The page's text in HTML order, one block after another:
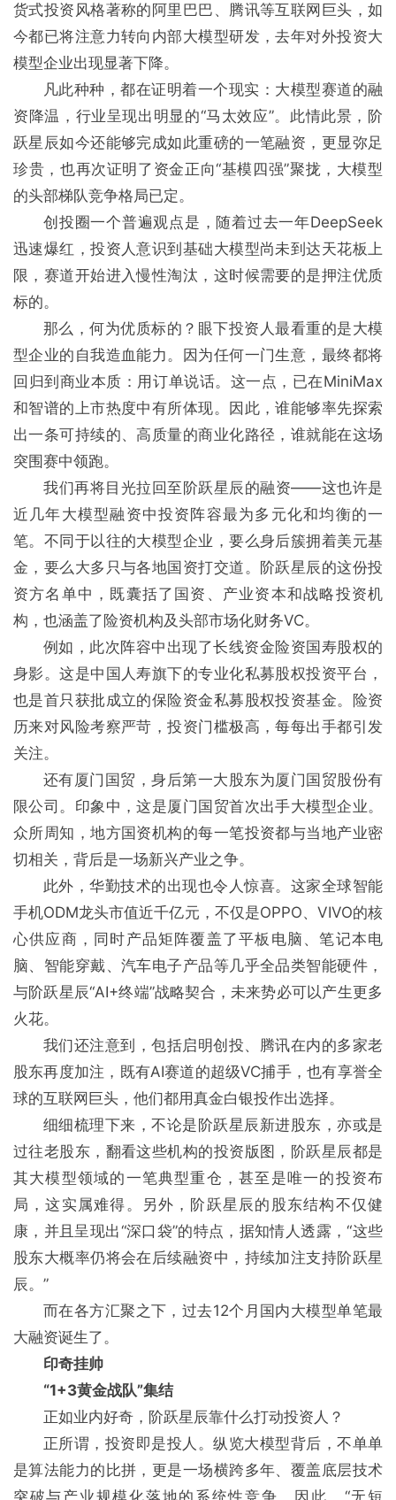
货式投资风格著称的阿里巴巴、腾讯等互联网巨头，如
今都已将注意力转向内部大模型研发，去年对外投资大
模型企业出现显著下降。
凡此种种，都在证明着一个现实：大模型赛道的融
资降温，行业呈现出明显的“马太效应”。此情此景，阶
跃星辰如今还能够完成如此重磅的一笔融资，更显弥足
珍贵，也再次证明了资金正向“基模四强”聚拢，大模型
的头部梯队竞争格局已定。
创投圈一个普遍观点是，随着过去一年DeepSeek
迅速爆红，投资人意识到基础大模型尚未到达天花板上
限，赛道开始进入慢性淘汰，这时候需要的是押注优质
标的。
那么，何为优质标的？眼下投资人最看重的是大模
型企业的自我造血能力。因为任何一门生意，最终都将
回归到商业本质：用订单说话。这一点，已在MiniMax
和智谱的上市热度中有所体现。因此，谁能够率先探索
出一条可持续的、高质量的商业化路径，谁就能在这场
突围赛中领跑。
我们再将目光拉回至阶跃星辰的融资——这也许是
近几年大模型融资中投资阵容最为多元化和均衡的一
笔。不同于以往的大模型企业，要么身后簇拥着美元基
金，要么大多只与各地国资打交道。阶跃星辰的这份投
资方名单中，既囊括了国资、产业资本和战略投资机
构，也涵盖了险资机构及头部市场化财务VC。
例如，此次阵容中出现了长线资金险资国寿股权的
身影。这是中国人寿旗下的专业化私募股权投资平台，
也是首只获批成立的保险资金私募股权投资基金。险资
历来对风险考察严苛，投资门槛极高，每每出手都引发
关注。
还有厦门国贸，身后第一大股东为厦门国贸股份有
限公司。印象中，这是厦门国贸首次出手大模型企业。
众所周知，地方国资机构的每一笔投资都与当地产业密
切相关，背后是一场新兴产业之争。
此外，华勤技术的出现也令人惊喜。这家全球智能
手机ODM龙头市值近千亿元，不仅是OPPO、VIVO的核
心供应商，同时产品矩阵覆盖了平板电脑、笔记本电
脑、智能穿戴、汽车电子产品等几乎全品类智能硬件，
与阶跃星辰“AI+终端”战略契合，未来势必可以产生更多
火花。
我们还注意到，包括启明创投、腾讯在内的多家老
股东再度加注，既有AI赛道的超级VC捕手，也有享誉全
球的互联网巨头，他们都用真金白银投作出选择。
细细梳理下来，不论是阶跃星辰新进股东，亦或是
过往老股东，翻看这些机构的投资版图，阶跃星辰都是
其大模型领域的一笔典型重仓，甚至是唯一的投资布
局，这实属难得。另外，阶跃星辰的股东结构不仅健
康，并且呈现出“深口袋”的特点，据知情人透露，“这些
股东大概率仍将会在后续融资中，持续加注支持阶跃星
辰。”
而在各方汇聚之下，过去12个月国内大模型单笔最
大融资诞生了。
印奇挂帅
“1+3黄金战队”集结
正如业内好奇，阶跃星辰靠什么打动投资人？
正所谓，投资即是投人。纵览大模型背后，不单单
是算法能力的比拼，更是一场横跨多年、覆盖底层技术
突破与产业规模化落地的系统性竞争。因此，“无短